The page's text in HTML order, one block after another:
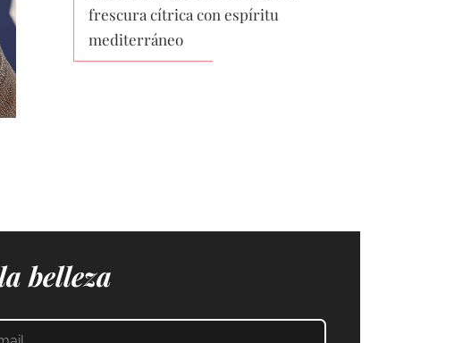
frescura cítrica con espíritu
mediterráneo
belleza